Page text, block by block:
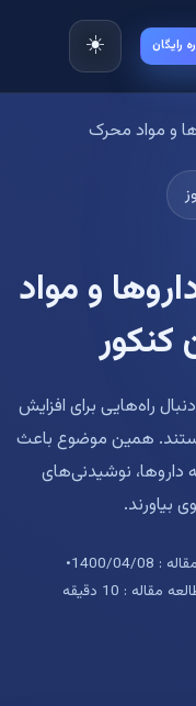
☀️
و مواد محرک
و مواد
کنکور
راه‌هایی برای افزایش
همین موضوع باعث
نوشیدنی‌های
بیاورند.
1400/04/08
•
مقاله : 10 دقیقه